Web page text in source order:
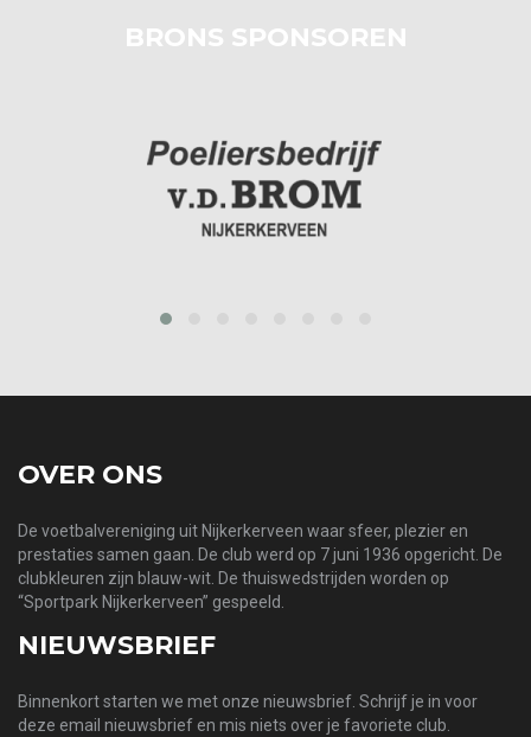
BRONS SPONSOREN
OVER ONS
De voetbalvereniging uit Nijkerkerveen waar sfeer, plezier en
prestaties samen gaan. De club werd op 7 juni 1936 opgericht. De
clubkleuren zijn blauw-wit. De thuiswedstrijden worden op
“Sportpark Nijkerkerveen” gespeeld.
NIEUWSBRIEF
Binnenkort starten we met onze nieuwsbrief. Schrijf je in voor
deze email nieuwsbrief en mis niets over je favoriete club.